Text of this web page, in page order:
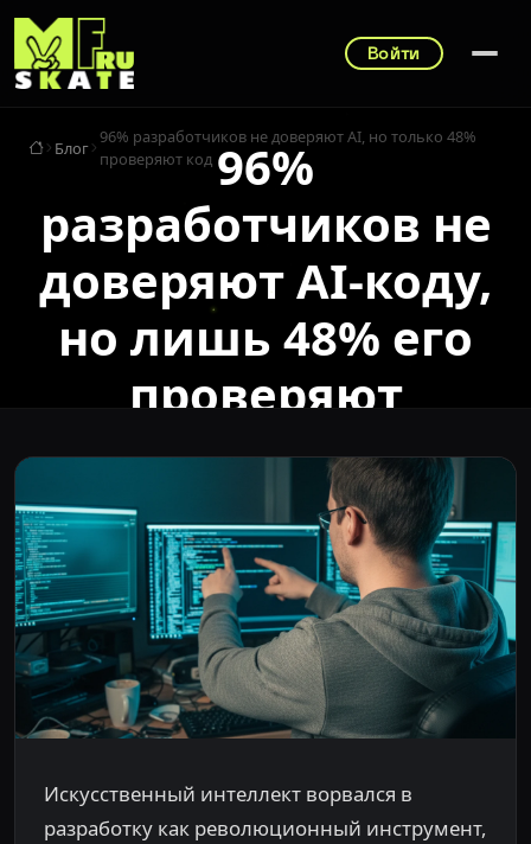
Войти
Блог
96% разработчиков не доверяют AI, но только 48%
проверяют код 96%
разработчиков не
доверяют AI-коду,
но лишь 48% его
проверяют
Искусственный интеллект ворвался в
разработку как революционный инструмент,